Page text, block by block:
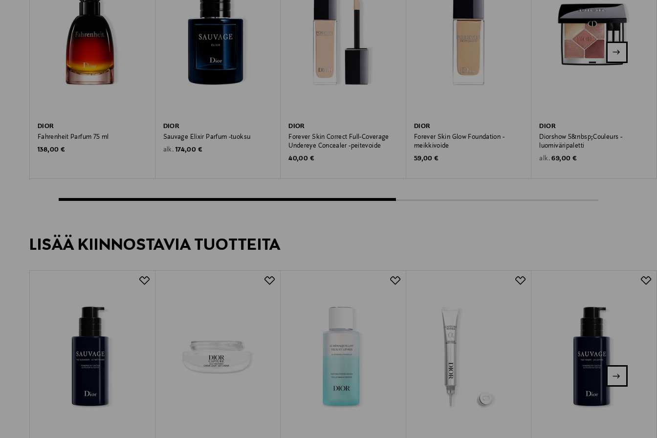
DIOR
Fahrenheit Parfum 75 ml
Original Price
138,00 €
DIOR
Sauvage Elixir Parfum -tuoksu
alk. Original Price
174,00 €
DIOR
Forever Skin Correct Full-Coverage
Undereye Concealer -peitevoide
Original Price
40,00 €
DIOR
Forever Skin Glow Foundation -
meikkivoide
Original Price
59,00 €
DIOR
Diorshow 5&nbsp;Couleurs -
luomiväripaletti
alk. Original Price
69,00 €
LISÄÄ KIINNOSTAVIA TUOTTEITA